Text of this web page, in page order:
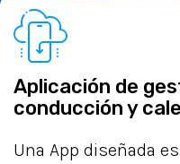
Aplicación de
conducción y
Una App diseñada